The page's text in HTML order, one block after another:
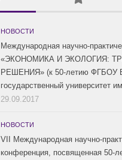
НОВОСТИ
Международная научно-
«ЭКОНОМИКА И ЭКОЛОГИЯ:
РЕШЕНИЯ» (к 50-летию ФГБОУ
государственный университет
29.09.2017
НОВОСТИ
VII Международная научно-
конференция, посвященная 50-